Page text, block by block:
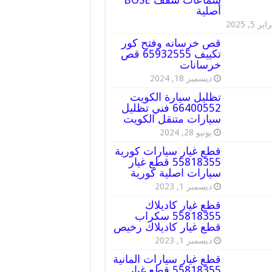
أصلية
5, 2025
قص خرسانه وفتح كور
تكييف 65932555 قص
خرسانات
ديسمبر 18, 2024
تظليل سيارة الكويت
66400552 فني تظليل
سيارات متنقل الكويت
يونيو 28, 2024
قطع غيار سيارات كورية
55818355 قطع غيار
سيارات اصلية كورية
ديسمبر 1, 2023
قطع غيار كاديلاك
55818355 سكراب
قطع غيار كاديلاك رخيص
ديسمبر 1, 2023
قطع غيار سيارات المانية